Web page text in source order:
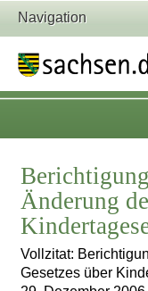
Navigation
Änderung
Vollzitat:
Gesetzes über